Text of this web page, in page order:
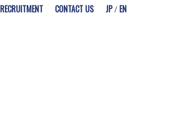
RECRUITMENT CONTACT US JP/ EN